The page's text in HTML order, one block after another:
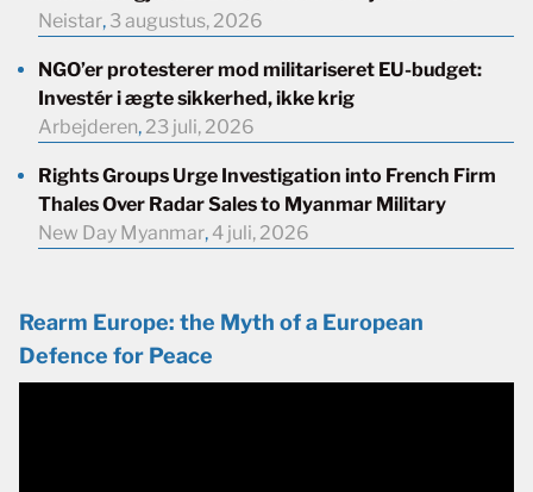
Neistar, 3 augustus, 2026
NGO’er protesterer mod militariseret EU-budget:
Investér i ægte sikkerhed, ikke krig
Arbejderen, 23 juli, 2026
Rights Groups Urge Investigation into French Firm
Thales Over Radar Sales to Myanmar Military
New Day Myanmar, 4 juli, 2026
Rearm Europe: the Myth of a European
Defence for Peace